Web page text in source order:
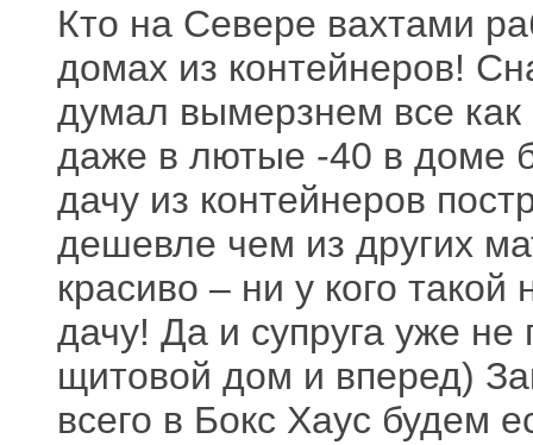
Кто на Севере вахтами
домах из контейнеров!
думал вымерзнем все
даже в лютые -40 в доме
дачу из контейнеров
дешевле чем из других
красиво – ни у кого
дачу! Да и супруга уже
щитовой дом и вперед)
всего в Бокс Хаус будем